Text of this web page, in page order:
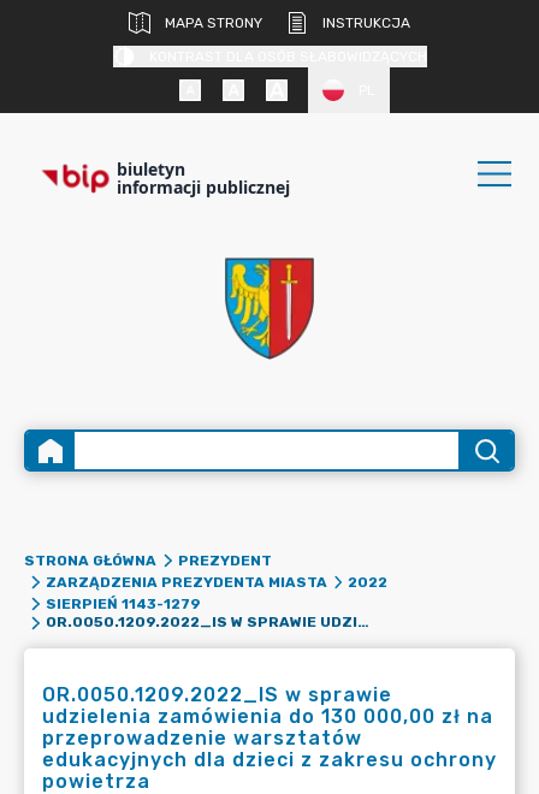
MAPA STRONY
INSTRUKCJA
biuletyn
informacji publicznej
STRONA GŁÓWNA
PREZYDENT
ZARZĄDZENIA PREZYDENTA MIASTA
2022
SIERPIEŃ 1143-1279
OR.0050.1209.2022_IS W SPRAWIE UDZIELENIA ZAMÓWIENIA DO 130 000,00 ZŁ NA PRZEPROWADZENIE WARSZTATÓW EDUKACYJNYCH DLA DZIECI Z ZAKRESU OCHRONY POWIETRZA
OR.0050.1209.2022_IS w sprawie
udzielenia zamówienia do 130 000,00 zł na
przeprowadzenie warsztatów
edukacyjnych dla dzieci z zakresu ochrony
powietrza